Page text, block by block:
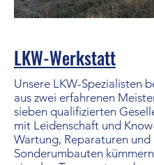
LKW-Werkstatt
Unsere LKW-Spezialisten
aus zwei erfahrenen
sieben qualifizierten
mit Leidenschaft und
Wartung, Reparaturen und
Sonderumbauten